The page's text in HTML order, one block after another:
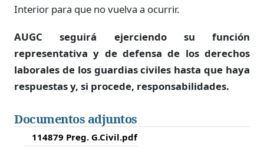
Interior para que no vuelva a ocurrir.
AUGC seguirá ejerciendo su función
representativa y de defensa de los derechos
laborales de los guardias civiles hasta que haya
respuestas y, si procede, responsabilidades.
Documentos adjuntos
114879 Preg. G.Civil.pdf